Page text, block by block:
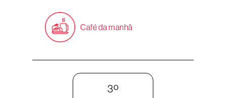
Café da manhã
3º